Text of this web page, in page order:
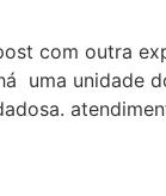
com outra
uma unidade